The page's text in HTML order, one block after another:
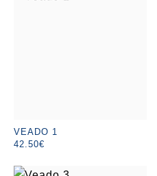
VEADO 1
42.50€